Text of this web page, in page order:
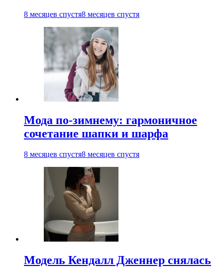
8 месяцев спустя8 месяцев спустя
Мода по-зимнему: гармоничное
сочетание шапки и шарфа
8 месяцев спустя8 месяцев спустя
Модель Кендалл Дженнер снялась